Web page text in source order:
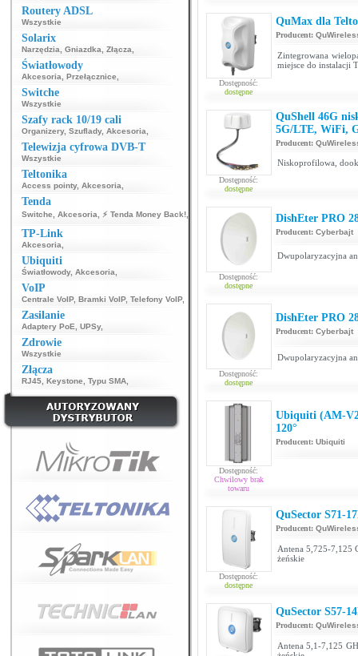
Routery ADSL
Wszystkie
Solarix
Narzędzia Gniazdka Złącza
Światłowody
Akcesoria Przełącznice
Switche
Wszystkie
Szafy rack 10/19 cali
Organizery, Szuflady, Akcesoria
Telewizja cyfrowa DVB-T
Wszystkie
Teltonika
Access pointy, Akcesoria
Tenda
Switche Akcesoria ⚡ Tenda Money Back!
TP-Link
Akcesoria
Ubiquiti
Światłowody, Akcesoria
VoIP
Centrale VoIP, Bramki VoIP, Telefony VoIP,
Zasilanie
Adaptery PoE UPSy,
Zdrowie
Wszystkie
Złącza
RJ45 Keystone Typu SMA
Dostępność:
dostępne
QuMax dla
Producent:
Zintegrowana
miejsce do instalacji
Dostępność:
dostępne
QuShell 46G
5G/LTE, WiFi,
Producent:
Niskoprofilowa,
Dostępność:
dostępne
DishEter PRO
Producent: Cyberbajt
Dwupolaryzacyjna
Dostępność:
dostępne
DishEter PRO
Producent: Cyberbajt
Dwupolaryzacyjna
Dostępność:
Chwilowy brak
towaru
Ubiquiti (AM-
120°
Producent: Ubiquiti
Dostępność:
dostępne
QuSector S71-
Producent:
Antena 5,725-7,125
żeńskie
QuSector S57-
Producent:
Antena 5,1-7,125